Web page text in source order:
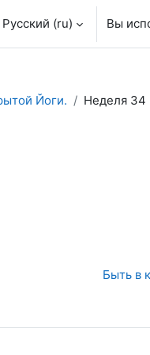
Русский ‎(ru)‎ Вы
Йоги.
Неделя 34
Быть в